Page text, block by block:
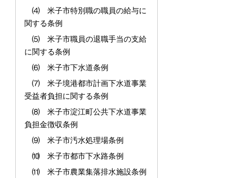
⑷ 米子市特別職の職員の給与に
関する条例
⑸ 米子市職員の退職手当の支給
に関する条例
⑹ 米子市下水道条例
⑺ 米子境港都市計画下水道事業
受益者負担に関する条例
⑻ 米子市淀江町公共下水道事業
負担金徴収条例
⑼ 米子市汚水処理場条例
⑽ 米子市都市下水路条例
⑾ 米子市農業集落排水施設条例